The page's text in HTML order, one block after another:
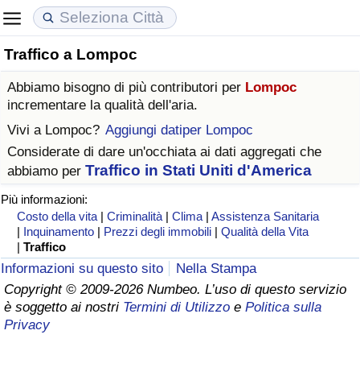
Traffico a Lompoc
Abbiamo bisogno di più contributori per Lompoc
incrementare la qualità dell'aria.
Vivi a Lompoc? Aggiungi datiper Lompoc
Considerate di dare un'occhiata ai dati aggregati che
abbiamo per Traffico in Stati Uniti d'America
Più informazioni:
Costo della vita |Criminalità |Clima |Assistenza Sanitaria
| Inquinamento | Prezzi degli immobili |Qualità della Vita
|Traffico
Informazioni su questo sito
Nella Stampa
Copyright © 2009-2026 Numbeo. L’uso di questo servizio
è soggetto ai nostri Termini di Utilizzo e Politica sulla
Privacy
Costo della vita
Indice Del Costo Della Vita (corrente)
Indice Del Costo Della Vita
Indice del Costo della Vita per Nazione
ad Aqaba
Prezzi degli immobili
Indice del Prezzo delle Case (Corrente)
Indice del Prezzo delle Case
Indice del Prezzo delle Case per Nazione
Qualità della Vita
Indice della Qualità della Vita
Indice della Qualità della Vita (Corrente)
Indice della qualità della vita per Paese
Criminalità
Indice del Tasso di Criminalità (Corrente)
Indice della Criminalità